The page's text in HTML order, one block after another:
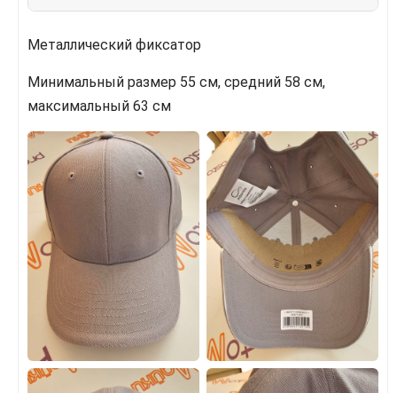
Металлический фиксатор
Минимальный размер 55 см, средний 58 см,
максимальный 63 см